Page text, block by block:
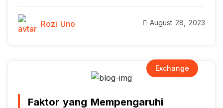
Rozi Uno August 28, 2023
Exchange
Faktor yang Mempengaruhi